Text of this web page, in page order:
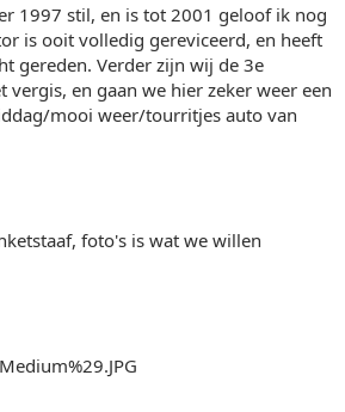
1997 stil, en is tot 2001 geloof ik nog
is ooit volledig gereviceerd, en heeft
gereden. Verder zijn wij de 3e
vergis, en gaan we hier zeker weer een
mooi weer/tourritjes auto van
foto's is wat we willen